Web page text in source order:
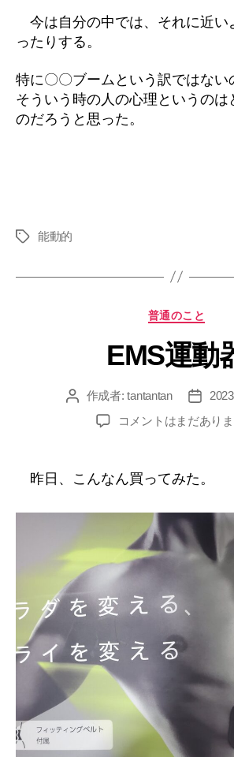
今は自分の中では、それに近い
ったりする。
特に〇〇ブームという訳ではない
そういう時の人の心理というのは
のだろうと思った。
タ
能動的
カ
ゴ
リ
普通のこと
EMS運動
投 作成者:tantantan
投
稿
日
EMS
器
へ
コメントはまだあり
昨日、こんなん買ってみた。